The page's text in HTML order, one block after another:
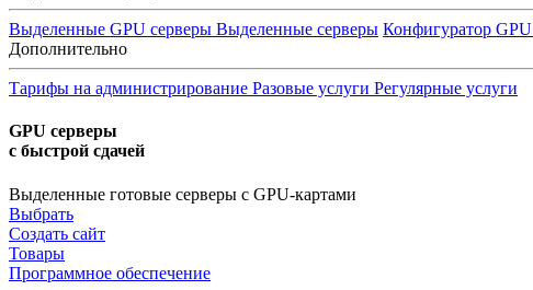
Выделенные GPU серверы Выделенные серверы Конфигуратор GPU
Дополнительно
Тарифы на администрирование Разовые услуги Регулярные услуги
GPU серверы
с быстрой сдачей
Выделенные готовые серверы с GPU-картами
Выбрать
Создать сайт
Товары
Программное обеспечение